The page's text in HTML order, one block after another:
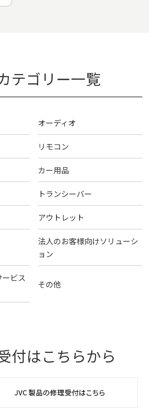
テゴリー一覧
オーディオ
リモコン
カー用品
トランシーバー
アウトレット
法人のお客様向けソリューシ
ョン
ービス
その他
付はこちらから